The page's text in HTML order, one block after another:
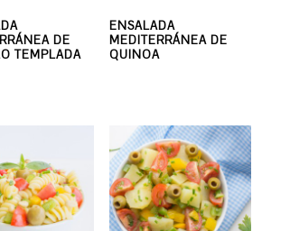
DE
TEMPLADA
ENSALADA
MEDITERRÁNEA DE
QUINOA